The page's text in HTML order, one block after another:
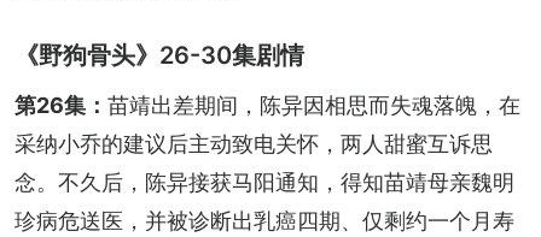
《野狗骨头》26-30集剧情
第26集： 苗靖出差期间，陈异因相思而失魂落魄，在
采纳小乔的建议后主动致电关怀，两人甜蜜互诉思
念。不久后，陈异接获马阳通知，得知苗靖母亲魏明
珍病危送医，并被诊断出乳癌四期、仅剩约一个月寿